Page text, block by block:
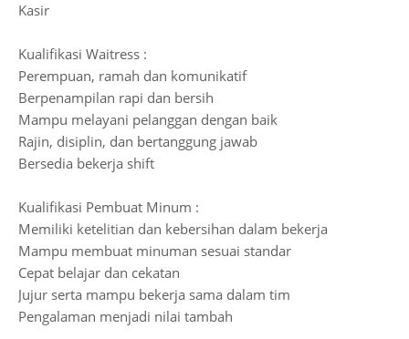
Kasir
Kualifikasi Waitress :
Perempuan, ramah dan komunikatif
Berpenampilan rapi dan bersih
Mampu melayani pelanggan dengan baik
Rajin, disiplin, dan bertanggung jawab
Bersedia bekerja shift
Kualifikasi Pembuat Minum :
Memiliki ketelitian dan kebersihan dalam bekerja
Mampu membuat minuman sesuai standar
Cepat belajar dan cekatan
Jujur serta mampu bekerja sama dalam tim
Pengalaman menjadi nilai tambah